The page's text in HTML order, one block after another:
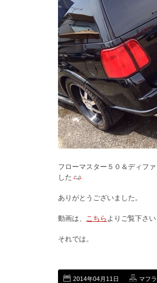
フローマスター５０＆ディフ
した
ありがとうございました。
動画は、 こちら よりご覧下さい
それでは。
2014年04月11日 マフ